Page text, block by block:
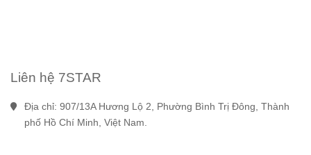
Liên hệ 7STAR
Địa chỉ: 907/13A Hương Lộ 2, Phường Bình Trị Đông, Thành
phố Hồ Chí Minh, Việt Nam.